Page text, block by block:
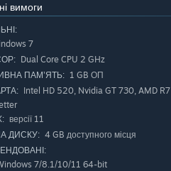
Truck Simulator now for free!
вимоги
7
Dual Core CPU 2 GHz
ПАМ’ЯТЬ: 1 GB ОП
Intel HD 520, Nvidia GT 730, AMD R7
версії 11
ДИСКУ: 4 GB доступного місця
7/8.1/10/11 64-bit